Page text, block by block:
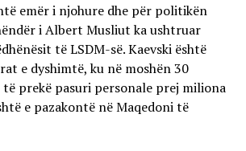
emër i njohure dhe për politikën
i Albert Musliut ka ushtruar
të LSDM-së. Kaevski është
e dyshimtë, ku në moshën 30
prekë pasuri personale prej miliona
e pazakontë në Maqedoni të